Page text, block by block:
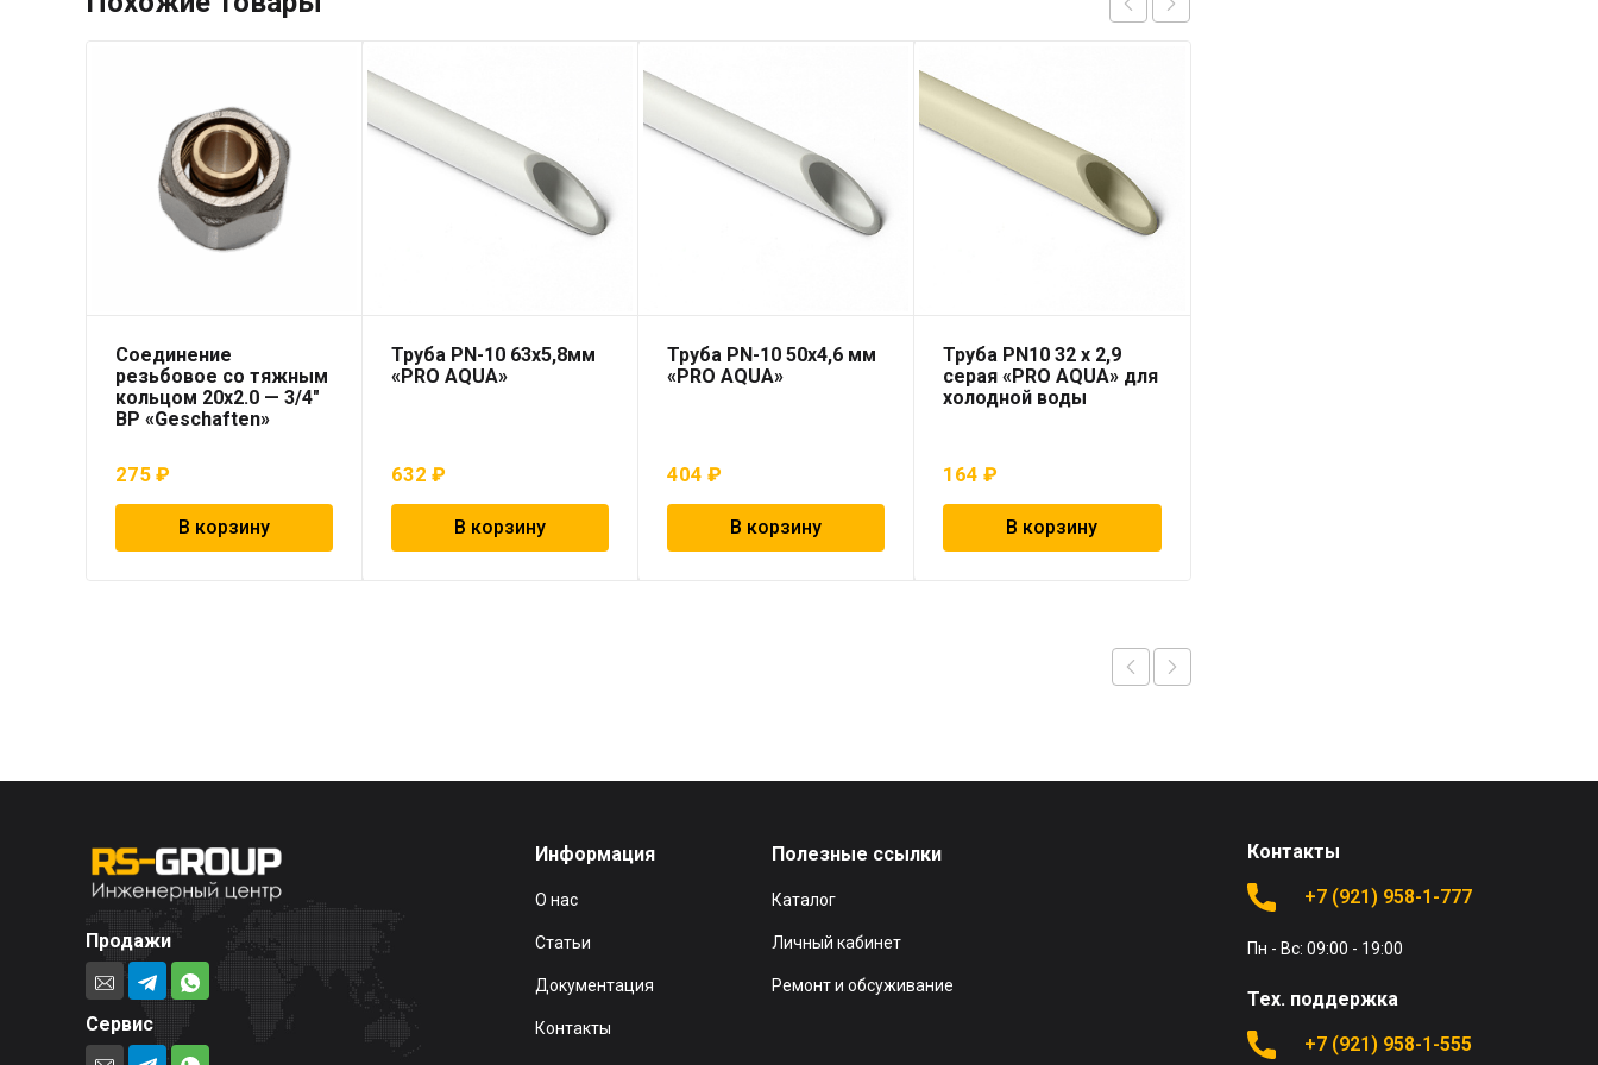
Соединение
резьбовое со тяжным
кольцом 20х2.0 — 3/4″
ВР «Geschaften»
275 ₽
В корзину
Труба PN-10 63х5,8мм
«PRO AQUA»
632₽
В корзину
Труба PN-10 50х4,6 мм
«PRO AQUA»
404₽
В корзину
Труба PN10 32 x 2,9
серая «PRO AQUA» для
холодной воды
164₽
В корзину
Продажи
Сервис
Информация
О нас
Статьи
Документация
Контакты
Полезные ссылки
Каталог
Личный кабинет
Ремонт и обсуживание
Контакты
+7 (921) 958-1-777
Пн - Вс: 09:00 - 19:00
Тех. поддержка
+7 (921) 958-1-555